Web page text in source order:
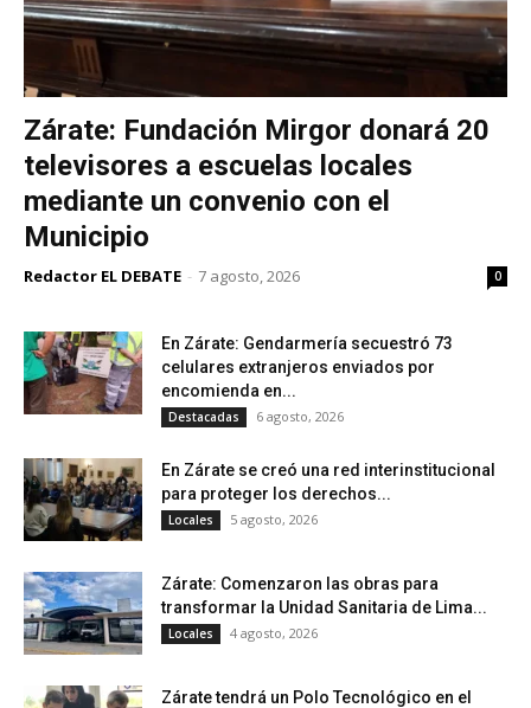
Zárate: Fundación Mirgor donará 20
televisores a escuelas locales
mediante un convenio con el
Municipio
Redactor EL DEBATE - 7 agosto, 2026 0
En Zárate: Gendarmería secuestró 73
celulares extranjeros enviados por
encomienda en...
Destacadas 6 agosto, 2026
En Zárate se creó una red interinstitucional
para proteger los derechos...
Locales 5 agosto, 2026
Zárate: Comenzaron las obras para
transformar la Unidad Sanitaria de Lima...
Locales 4 agosto, 2026
Zárate tendrá un Polo Tecnológico en el